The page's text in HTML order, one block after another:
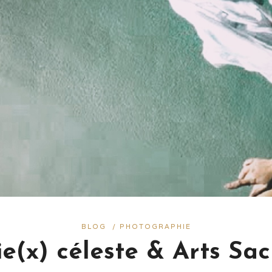
BLOG / PHOTOGRAPHIE
céleste & Arts